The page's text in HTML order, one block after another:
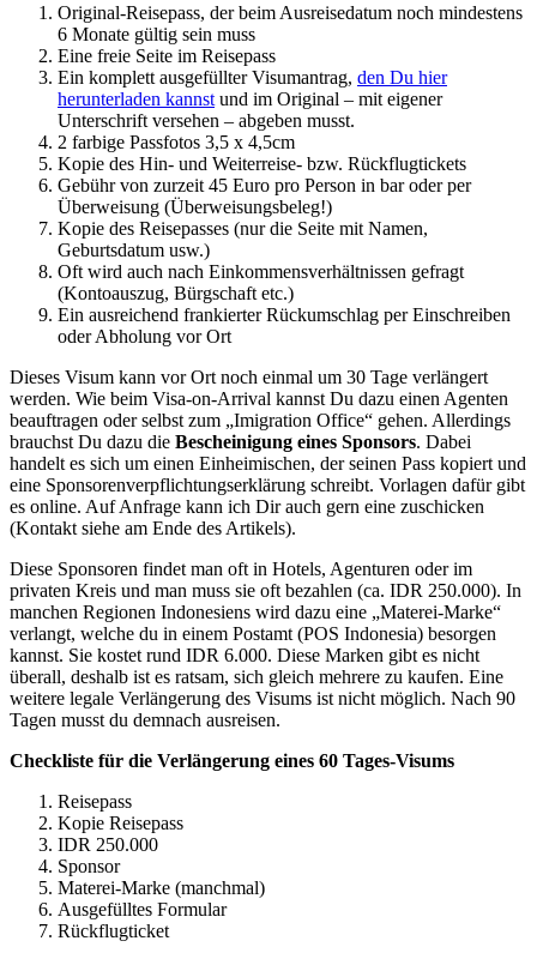
Original-Reisepass, der beim Ausreisedatum noch mindestens
6 Monate gültig sein muss
Eine freie Seite im Reisepass
Ein komplett ausgefüllter Visumantrag, den Du hier
herunterladen kannst und im Original – mit eigener
Unterschrift versehen – abgeben musst.
2 farbige Passfotos 3,5 x 4,5cm
Kopie des Hin- und Weiterreise- bzw. Rückflugtickets
Gebühr von zurzeit 45 Euro pro Person in bar oder per
Überweisung (Überweisungsbeleg!)
Kopie des Reisepasses (nur die Seite mit Namen,
Geburtsdatum usw.)
Oft wird auch nach Einkommensverhältnissen gefragt
(Kontoauszug, Bürgschaft etc.)
Ein ausreichend frankierter Rückumschlag per Einschreiben
oder Abholung vor Ort
Dieses Visum kann vor Ort noch einmal um 30 Tage verlängert
werden. Wie beim Visa-on-Arrival kannst Du dazu einen Agenten
beauftragen oder selbst zum „Imigration Office“ gehen. Allerdings
brauchst Du dazu die Bescheinigung eines Sponsors. Dabei
handelt es sich um einen Einheimischen, der seinen Pass kopiert und
eine Sponsorenverpflichtungserklärung schreibt. Vorlagen dafür gibt
es online. Auf Anfrage kann ich Dir auch gern eine zuschicken
(Kontakt siehe am Ende des Artikels).
Diese Sponsoren findet man oft in Hotels, Agenturen oder im
privaten Kreis und man muss sie oft bezahlen (ca. IDR 250.000). In
manchen Regionen Indonesiens wird dazu eine „Materei-Marke“
verlangt, welche du in einem Postamt (POS Indonesia) besorgen
kannst. Sie kostet rund IDR 6.000. Diese Marken gibt es nicht
überall, deshalb ist es ratsam, sich gleich mehrere zu kaufen. Eine
weitere legale Verlängerung des Visums ist nicht möglich. Nach 90
Tagen musst du demnach ausreisen.
Checkliste für die Verlängerung eines 60 Tages-Visums
Reisepass
Kopie Reisepass
IDR 250.000
Sponsor
Materei-Marke (manchmal)
Ausgefülltes Formular
Rückflugticket